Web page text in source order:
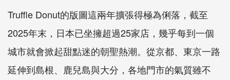
Truffle Donut的版圖這兩年擴張得極為俐落，截至
2025年末，日本已坐擁超過25家店，幾乎每到一個
城市就會掀起甜點迷的朝聖熱潮。從京都、東京一路
延伸到島根、鹿兒島與大分，各地門市的氣質雖不